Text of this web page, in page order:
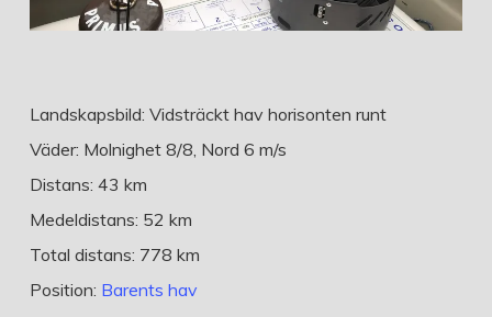
Landskapsbild: Vidsträckt hav horisonten runt
Väder: Molnighet 8/8, Nord 6 m/s
Distans: 43 km
Medeldistans: 52 km
Total distans: 778 km
Position: Barents hav